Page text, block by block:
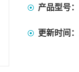
产品型号：
更新时间：